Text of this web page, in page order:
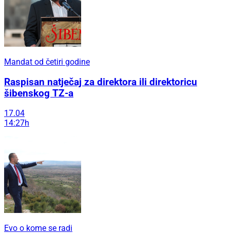
Mandat od četiri godine
Raspisan natječaj za direktora ili direktoricu
šibenskog TZ-a
17.04
14:27h
Evo o kome se radi